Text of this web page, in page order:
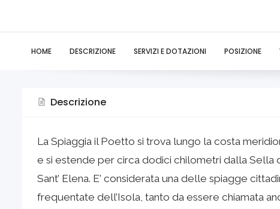
HOME DESCRIZIONE SERVIZI E DOTAZIONI POSIZIONE
Descrizione
La Spiaggia il Poetto si trova lungo la costa
e si estende per circa dodici chilometri dalla Sella
Sant’ Elena. E' considerata una delle spiagge
frequentate dell’Isola, tanto da essere chiamata